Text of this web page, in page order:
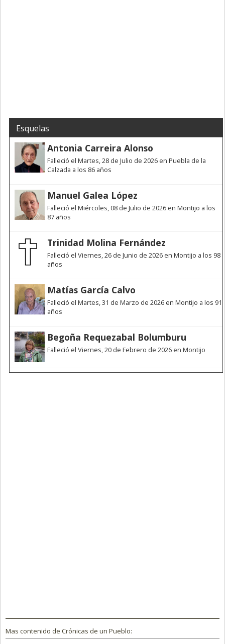
Esquelas
Antonia Carreira Alonso
Falleció el Martes, 28 de Julio de 2026 en Puebla de la
Calzada a los 86 años
Manuel Galea López
Falleció el Miércoles, 08 de Julio de 2026 en Montijo a los
87 años
Trinidad Molina Fernández
Falleció el Viernes, 26 de Junio de 2026 en Montijo a los 98
años
Matías García Calvo
Falleció el Martes, 31 de Marzo de 2026 en Montijo a los 91
años
Begoña Requezabal Bolumburu
Falleció el Viernes, 20 de Febrero de 2026 en Montijo
Mas contenido de Crónicas de un Pueblo: